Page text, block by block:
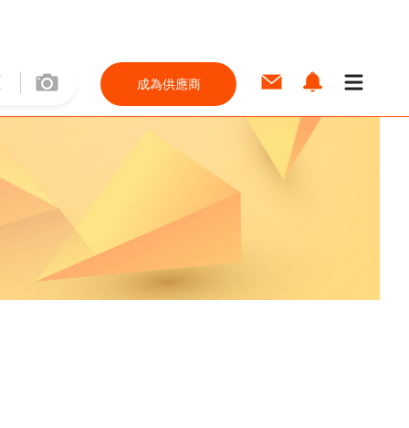
成為供應商